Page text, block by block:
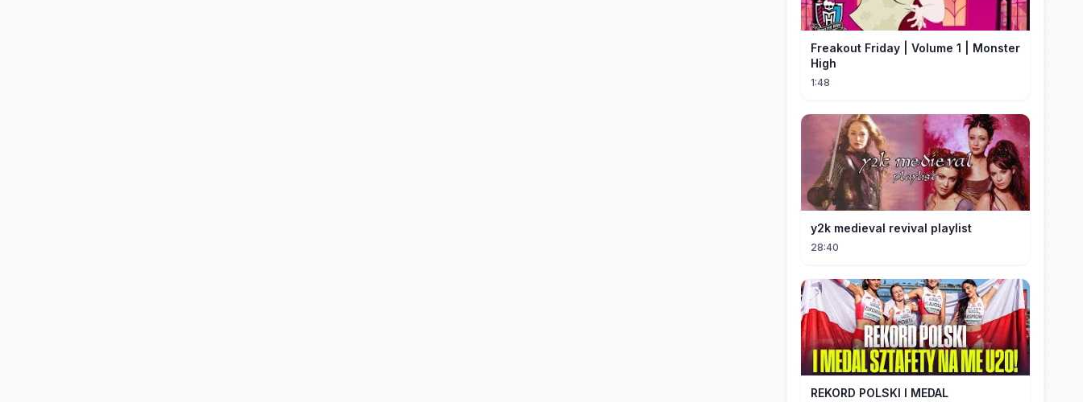
Freakout Friday | Volume 1 | Monster
High
1:48
y2k medieval revival playlist
28:40
REKORD POLSKI I MEDAL